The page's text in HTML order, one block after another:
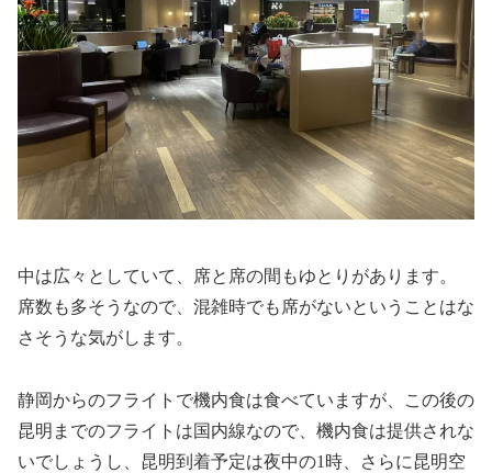
中は広々としていて、席と席の間もゆとりがあります。
席数も多そうなので、混雑時でも席がないということはな
さそうな気がします。
静岡からのフライトで機内食は食べていますが、この後の
昆明までのフライトは国内線なので、機内食は提供されな
いでしょうし、昆明到着予定は夜中の1時、さらに昆明空